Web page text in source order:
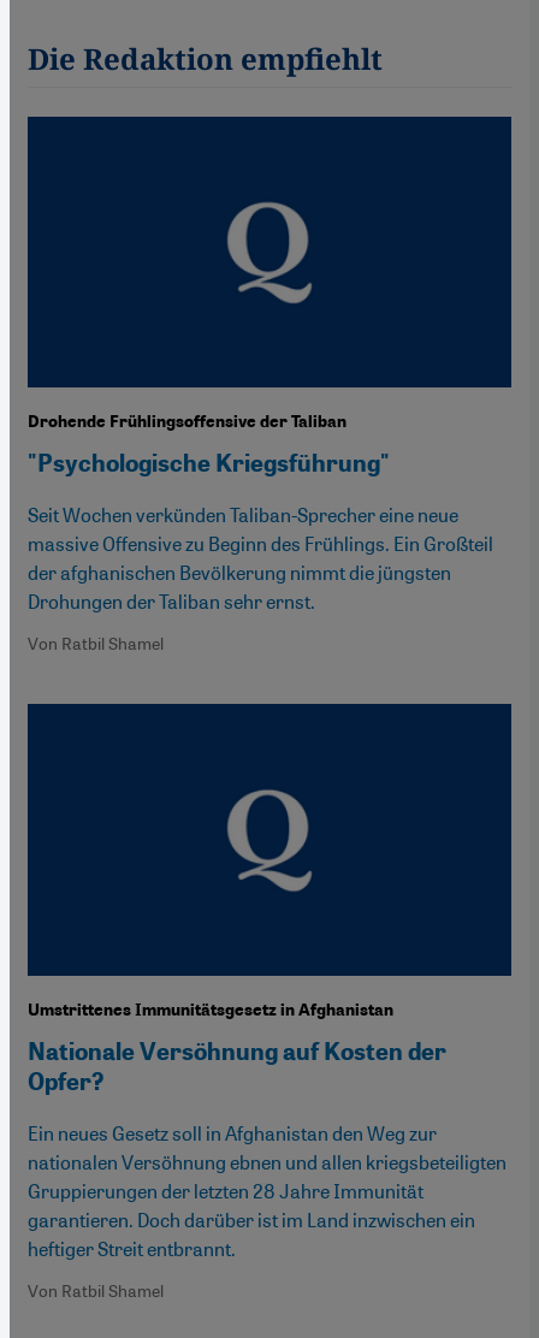
Die Redaktion empfiehlt
Drohende Frühlingsoffensive der Taliban
"Psychologische Kriegsführung"
Seit Wochen verkünden Taliban-Sprecher eine neue
massive Offensive zu Beginn des Frühlings. Ein Großteil
der afghanischen Bevölkerung nimmt die jüngsten
Drohungen der Taliban sehr ernst.
Von Ratbil Shamel
Umstrittenes Immunitätsgesetz in Afghanistan
Nationale Versöhnung auf Kosten der
Opfer?
Ein neues Gesetz soll in Afghanistan den Weg zur
nationalen Versöhnung ebnen und allen kriegsbeteiligten
Gruppierungen der letzten 28 Jahre Immunität
garantieren. Doch darüber ist im Land inzwischen ein
heftiger Streit entbrannt.
Von Ratbil Shamel